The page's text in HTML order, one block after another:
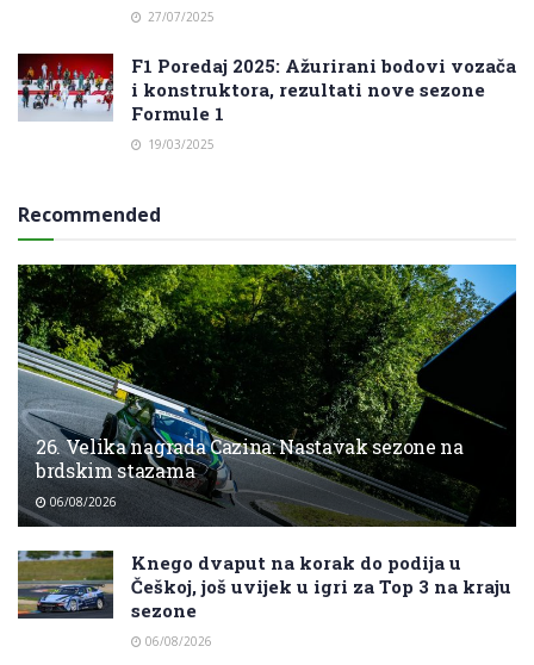
27/07/2025
F1 Poredaj 2025: Ažurirani bodovi vozača
i konstruktora, rezultati nove sezone
Formule 1
19/03/2025
Recommended
26. Velika nagrada Cazina: Nastavak sezone na
brdskim stazama
06/08/2026
Knego dvaput na korak do podija u
Češkoj, još uvijek u igri za Top 3 na kraju
sezone
06/08/2026